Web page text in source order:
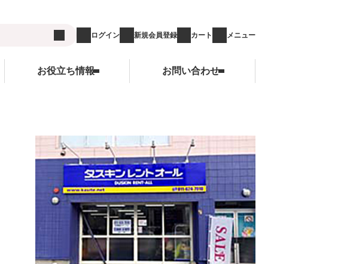
ログイン 新規会員登録 カート メニュー
お役立ち情報
コンテンツ
お問い合わせ